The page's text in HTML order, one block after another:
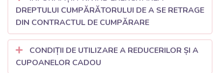
DREPTULUI CUMPĂRĂTORULUI DE A SE RETRAGE
DIN CONTRACTUL DE CUMPĂRARE
CONDIȚII DE UTILIZARE A REDUCERILOR ȘI A
CUPOANELOR CADOU